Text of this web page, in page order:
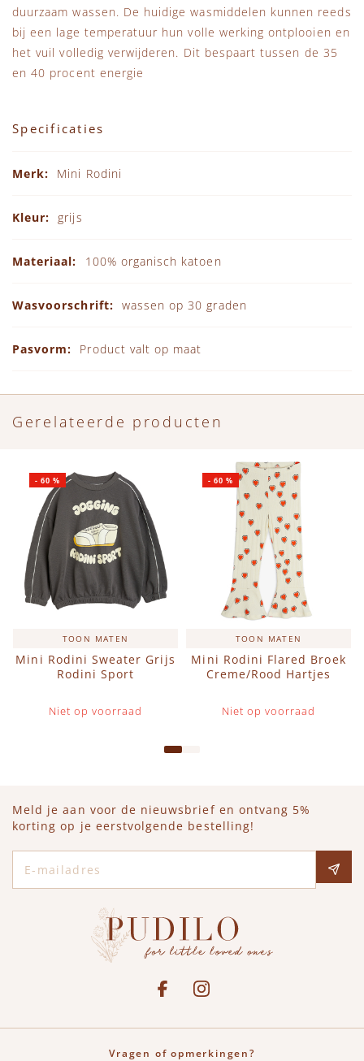
duurzaam wassen. De huidige wasmiddelen kunnen reeds
bij een lage temperatuur hun volle werking ontplooien en
het vuil volledig verwijderen. Dit bespaart tussen de 35
en 40 procent energie
Specificaties
Mini Rodini
grijs
100% organisch katoen
wassen op 30 graden
Product valt op maat
Gerelateerde producten
TOON MATEN
Mini Rodini Sweater Grijs
Rodini Sport
Niet op voorraad
-60 %
TOON MATEN
Mini Rodini Flared Broek
Creme/Rood Hartjes
Niet op voorraad
-60 %
Meld je aan voor de nieuwsbrief en ontvang 5%
korting op je eerstvolgende bestelling!
See our FacebookBekijk onze Instagram pagina
Vragen of opmerkingen?